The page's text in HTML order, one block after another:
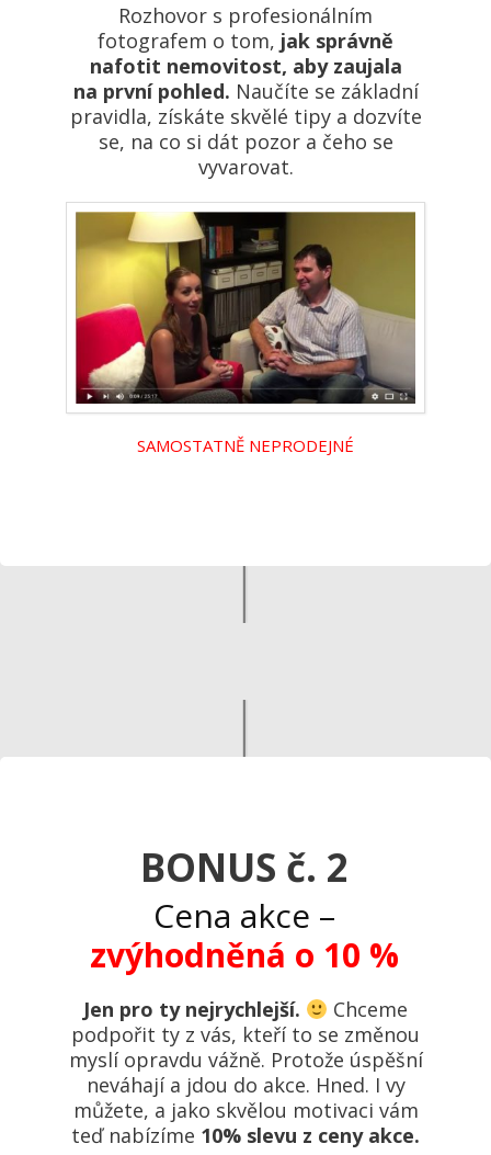
Rozhovor s profesionálním
fotografem o tom, jak správně
nafotit nemovitost, aby zaujala
na první pohled. Naučíte se základní
pravidla, získáte skvělé tipy a dozvíte
se, na co si dát pozor a čeho se
vyvarovat.
SAMOSTATNĚ NEPRODEJNÉ
BONUS č. 2
Cena akce –
zvýhodněná o 10 %
Jen pro ty nejrychlejší.
Chceme
podpořit ty z vás, kteří to se změnou
myslí opravdu vážně. Protože úspěšní
neváhají a jdou do akce. Hned. I vy
můžete, a jako skvělou motivaci vám
teď nabízíme 10% slevu z ceny akce.